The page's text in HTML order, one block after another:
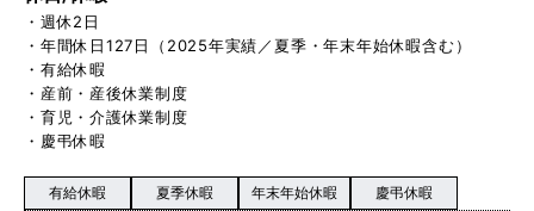
・週休2日
・年間休日127日（2025年実績／夏季・年末年始休暇含む）
・有給休暇
・産前・産後休業制度
・育児・介護休業制度
・慶弔休暇
有給休暇 夏季休暇 年末年始休暇 慶弔休暇